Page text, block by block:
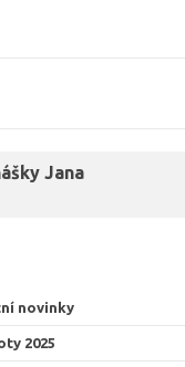
Jana
novinky
2025